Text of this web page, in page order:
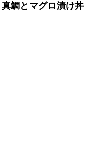
鯛とマグロ漬け丼